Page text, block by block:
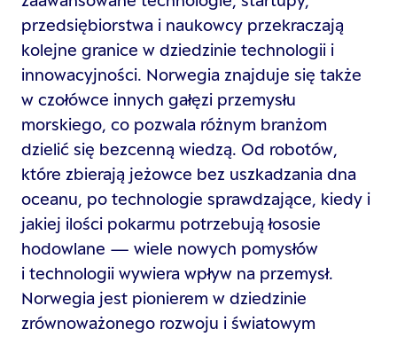
przedsiębiorstwa i naukowcy przekraczają
kolejne granice w dziedzinie technologii i
innowacyjności. Norwegia znajduje się także
w czołówce innych gałęzi przemysłu
morskiego, co pozwala różnym branżom
dzielić się bezcenną wiedzą. Od robotów,
które zbierają jeżowce bez uszkadzania dna
oceanu, po technologie sprawdzające, kiedy i
jakiej ilości pokarmu potrzebują łososie
hodowlane — wiele nowych pomysłów
i technologii wywiera wpływ na przemysł.
Norwegia jest pionierem w dziedzinie
zrównoważonego rozwoju i światowym